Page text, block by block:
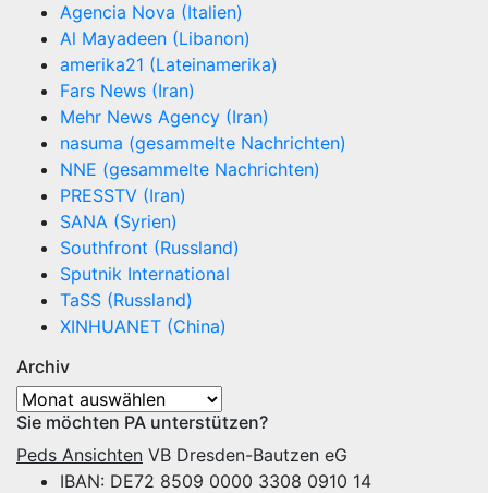
Agencia Nova (Italien)
Al Mayadeen (Libanon)
amerika21 (Lateinamerika)
Fars News (Iran)
Mehr News Agency (Iran)
nasuma (gesammelte Nachrichten)
NNE (gesammelte Nachrichten)
PRESSTV (Iran)
SANA (Syrien)
Southfront (Russland)
Sputnik International
TaSS (Russland)
XINHUANET (China)
Archiv
Archiv
Sie möchten PA unterstützen?
Peds Ansichten VB Dresden-Bautzen eG
IBAN: DE72 8509 0000 3308 0910 14